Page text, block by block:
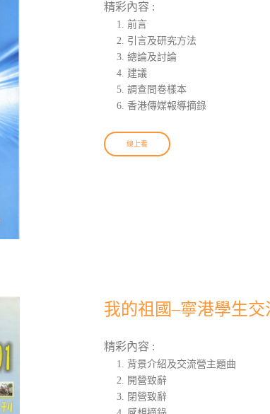
精彩內容 :
前言
引言及研究方法
總論及討論
建議
調查問卷樣本
香港傳媒報導摘錄
線上看
我的祖國–寧港學生交
精彩內容 :
背景介紹及交流營主題曲
開營致辭
閉營致辭